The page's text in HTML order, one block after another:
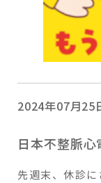
2024年07月25
日本不整脈
先週末、休診